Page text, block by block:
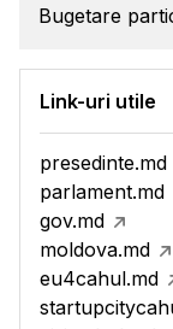
Bugetare
Link-uri utile
presedinte.md
parlament.md
gov.md
moldova.md
eu4cahul.md